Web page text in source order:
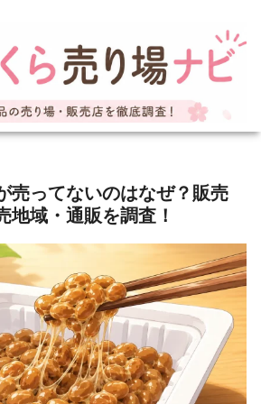
売ってないのはなぜ？販売
地域・通販を調査！